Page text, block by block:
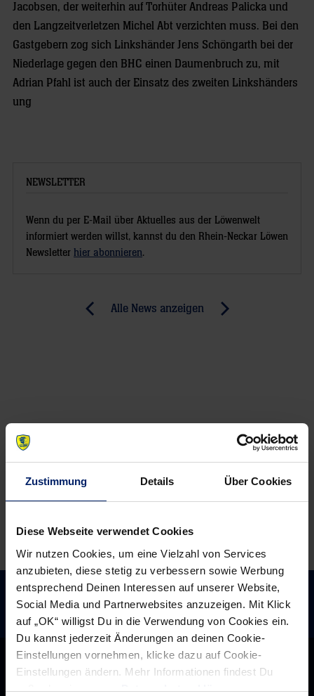
Zustimmung Details Über Cookies
Diese Webseite verwendet Cookies
Wir nutzen Cookies, um eine Vielzahl von Services
anzubieten, diese stetig zu verbessern sowie Werbung
entsprechend Deinen Interessen auf unserer Website,
Social Media und Partnerwebsites anzuzeigen. Mit Klick
auf „OK“ willigst Du in die Verwendung von Cookies ein.
Du kannst jederzeit Änderungen an deinen Cookie-
Einstellungen vornehmen, klicke dazu auf Cookie-
Einstellungen ändern. Mehr Informationen findest Du
außerdem in unsererDatenschutzerklärung.
Jacobsen, der weiterhin auf Torhüter Andreas Palicka und
den Langzeitverletzen Michel Abt verzichten muss. Bei den
Gastgebern zog sich Linkshänder Jens Schöngarth bei der
Niederlage gegen den BHC einen Daumenbruch zu, mit
Adrian Pfahl ist auch der Einsatz des zweiten Linkshänders
ung
NEWSLETTER
Wenn du per E-Mail über Aktuelles aus der Löwenwelt
informiert werden willst, kannst du den Rhein-Neckar Löwen
Newsletter hier abonnieren.
Alle News anzeigen
Tabellenspitze